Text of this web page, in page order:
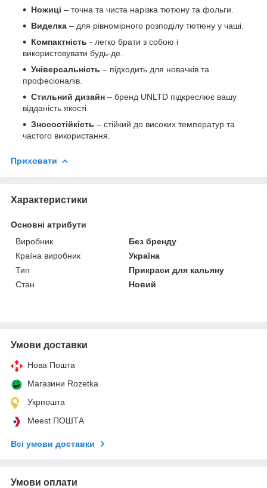
Ножиці – точна та чиста нарізка тютюну та фольги.
Виделка – для рівномірного розподілу тютюну у чаші.
Компактність - легко брати з собою і
використовувати будь-де.
Універсальність – підходить для новачків та
професіоналів.
Стильний дизайн – бренд UNLTD підкреслює вашу
відданість якості.
Зносостійкість – стійкий до високих температур та
частого використання.
Приховати
Характеристики
Основні атрибути
Виробник
Без бренду
Країна виробник
Україна
Тип
Прикраси для кальяну
Стан
Новий
Умови доставки
Нова Пошта
Магазини Rozetka
Укрпошта
Meest ПОШТА
Всі умови доставки
Умови оплати